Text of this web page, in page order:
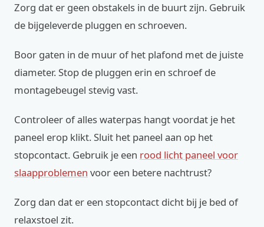
Zorg dat er geen obstakels in de buurt zijn. Gebruik
de bijgeleverde pluggen en schroeven.
Boor gaten in de muur of het plafond met de juiste
diameter. Stop de pluggen erin en schroef de
montagebeugel stevig vast.
Controleer of alles waterpas hangt voordat je het
paneel erop klikt. Sluit het paneel aan op het
stopcontact. Gebruik je een rood licht paneel voor
slaapproblemen voor een betere nachtrust?
Zorg dan dat er een stopcontact dicht bij je bed of
relaxstoel zit.